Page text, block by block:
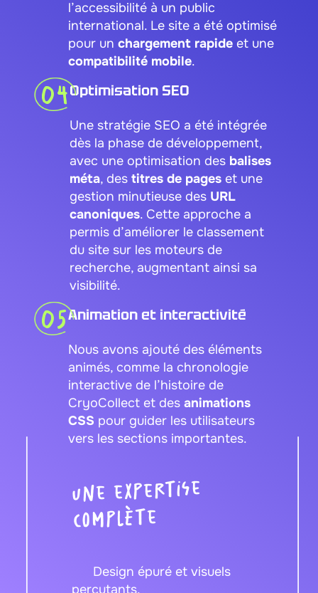
l’accessibilité à un public
international. Le site a été optimisé
pour unchargement rapide et une
compatibilité mobile.
04Optimisation SEO
Une stratégie SEO a été intégrée
dès la phase de développement,
avec une optimisation des balises
méta, destitres de pages et une
gestion minutieuse des URL
canoniques. Cette approche a
permis d’améliorer le classement
du site sur les moteurs de
recherche, augmentant ainsi sa
visibilité.
05Animation et interactivité
Nous avons ajouté des éléments
animés, comme la chronologie
interactive de l’histoire de
CryoCollect et desanimations
CSS pour guider les utilisateurs
vers les sections importantes.
Une expertise
complète
Design épuré et visuels
percutants.